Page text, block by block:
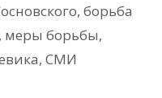
,борьба
, меры борьбы,
, СМИ